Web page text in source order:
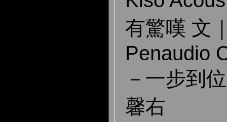
有驚嘆 文
Penaudio
－一步到
馨右